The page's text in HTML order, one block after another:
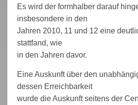
Es wird der formhalber darauf
insbesondere in den
Jahren 2010, 11 und 12 eine
stattfand, wie
in den Jahren davor.
Eine Auskunft über den
dessen Erreichbarkeit
wurde die Auskunft seitens der